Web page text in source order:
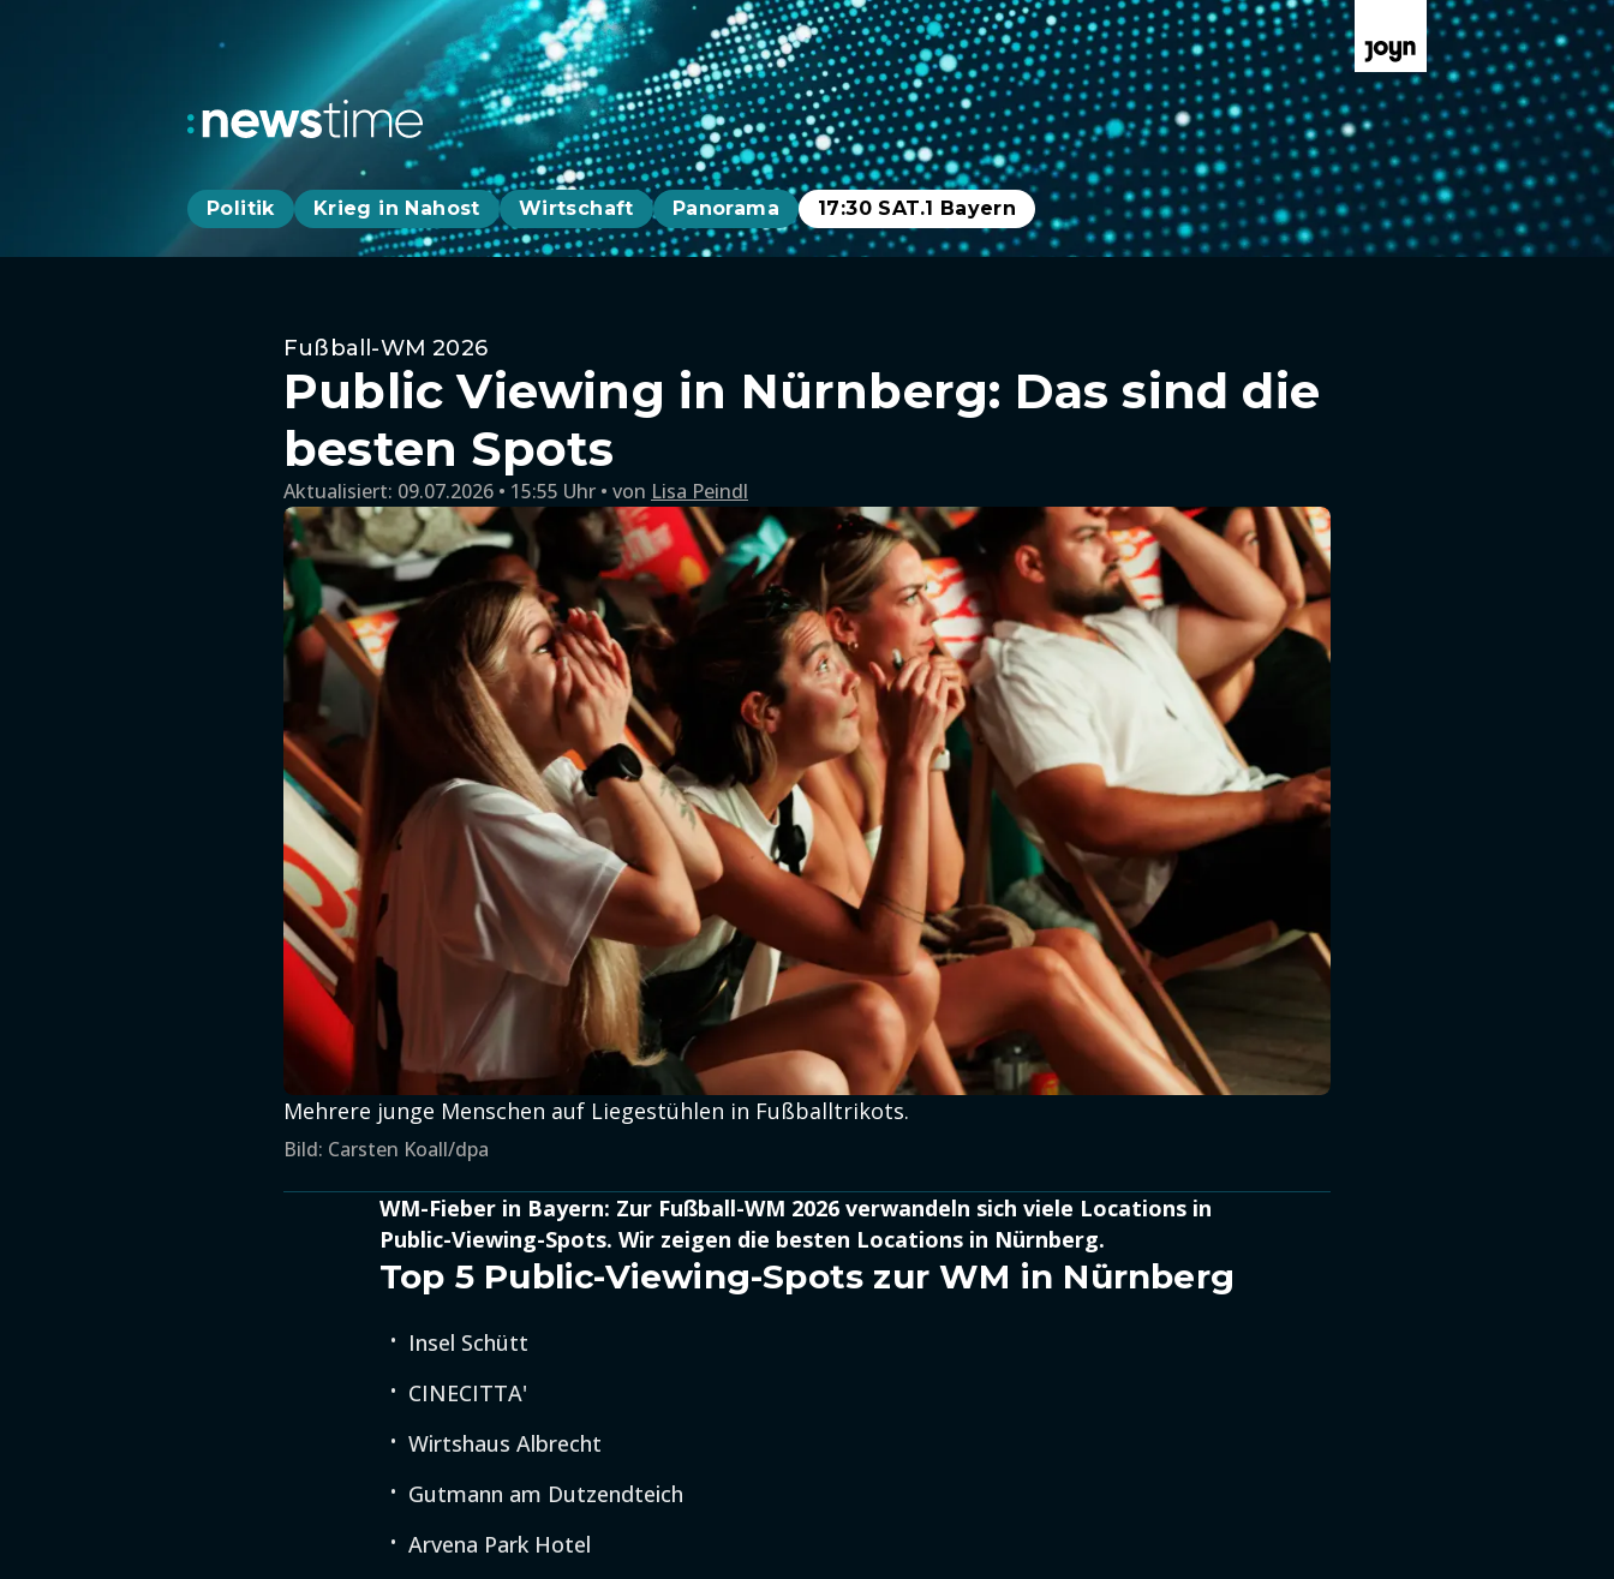
Politik Krieg in Nahost Wirtschaft Panorama 17:30 SAT.1 Bayern
Fußball-WM 2026
Public Viewing in Nürnberg: Das sind die
besten Spots
Aktualisiert: 09.07.2026 • 15:55 Uhr von Lisa Peindl
Mehrere junge Menschen auf Liegestühlen in Fußballtrikots.
Bild: Carsten Koall/dpa
WM-Fieber in Bayern: Zur Fußball-WM 2026 verwandeln sich viele Locations in
Public-Viewing-Spots. Wir zeigen die besten Locations in Nürnberg.
Top 5 Public-Viewing-Spots zur WM in Nürnberg
Insel Schütt
CINECITTA'
Wirtshaus Albrecht
Gutmann am Dutzendteich
Arvena Park Hotel